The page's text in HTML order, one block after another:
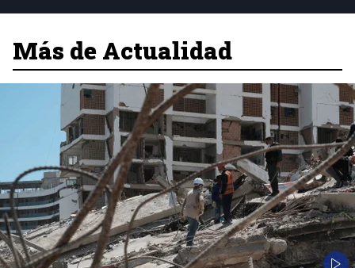
Más de Actualidad